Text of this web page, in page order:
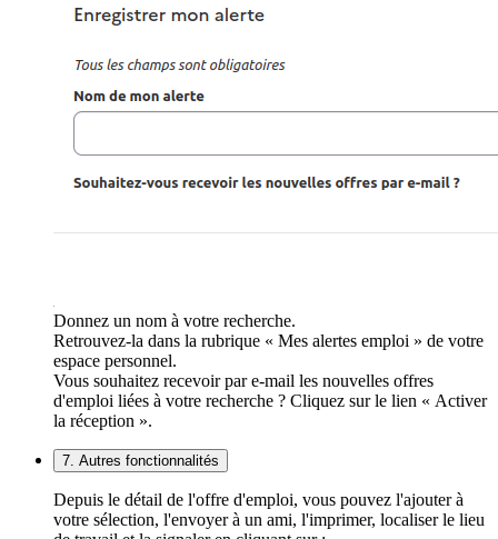
Donnez un nom à votre recherche.
Retrouvez-la dans la rubrique « Mes alertes emploi » de votre
espace personnel.
Vous souhaitez recevoir par e-mail les nouvelles offres
d'emploi liées à votre recherche ? Cliquez sur le lien « Activer
la réception ».
7. Autres fonctionnalités
Depuis le détail de l'offre d'emploi, vous pouvez l'ajouter à
votre sélection, l'envoyer à un ami, l'imprimer, localiser le lieu